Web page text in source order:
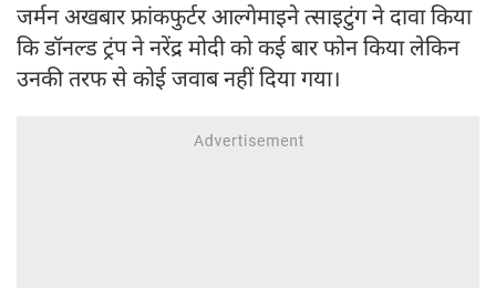
जर्मन अखबार फ्रांकफुर्टर आल्गेमाइने त्साइटुंग ने दावा किया
कि डॉनल्ड ट्रंप ने नरेंद्र मोदी को कई बार फोन किया लेकिन
उनकी तरफ से कोई जवाब नहीं दिया गया।